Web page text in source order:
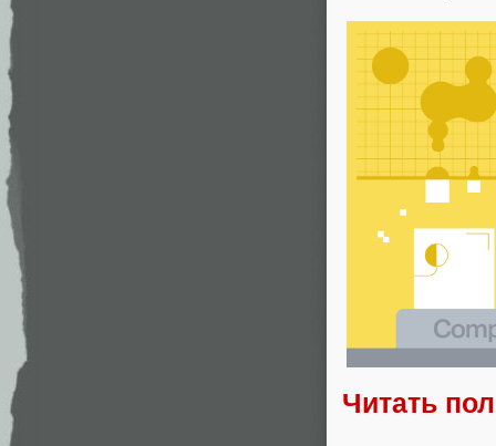
Читать